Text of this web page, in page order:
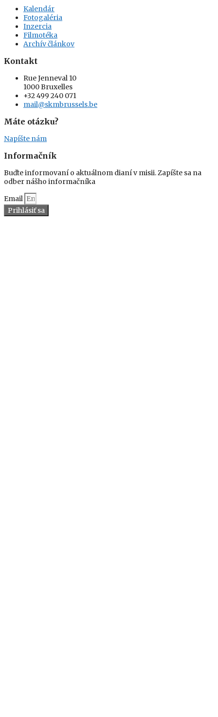
Kalendár
Fotogaléria
Inzercia
Filmotéka
Archív článkov
Kontakt
Rue Jenneval 10
1000 Bruxelles
+32 499 240 071
mail@skmbrussels.be
Máte otázku?
Napíšte nám
Informačník
Buďte informovaní o aktuálnom dianí v misii. Zapíšte sa na
odber nášho informačníka
Email
Prihlásiť sa